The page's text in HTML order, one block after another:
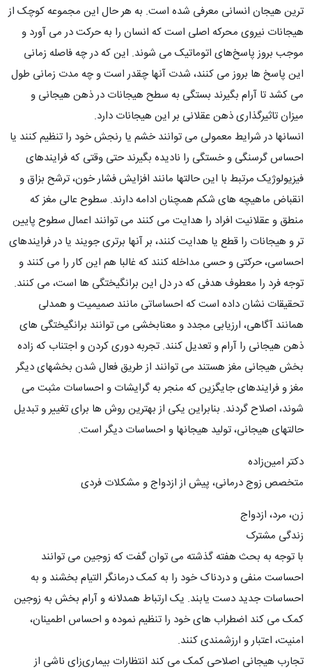
ترین هیجان انسانی معرفی شده است. به هر حال این مجموعه کوچک از
هیجانات نیروی محرکه اصلی است که انسان را به حرکت در می آورد و
موجب بروز پاسخ‌های اتوماتیک می شوند. این که در چه فاصله زمانی
این پاسخ ها بروز می کنند، شدت آنها چقدر است و چه مدت زمانی طول
می کشد تا آرام بگیرند بستگی به سطح هیجانات در ذهن هیجانی و
میزان تاثیرگذاری ذهن عقلانی بر این هیجانات دارد.
انسانها در شرایط معمولی می توانند خشم یا رنجش خود را تنظیم کنند یا
احساس گرسنگی و خستگی را نادیده بگیرند حتی وقتی که فرایندهای
فیزیولوژیک مرتبط با این حالتها مانند افزایش فشار خون، ترشح بزاق و
انقباض ماهیچه های شکم همچنان ادامه دارند. سطوح عالی مغز که
منطق و عقلانیت افراد را هدایت می کنند می توانند اعمال سطوح پایین
تر و هیجانات را قطع یا هدایت کنند، بر آنها برتری جویند یا در فرایندهای
احساسی، حرکتی و حسی مداخله کنند که غالبا هم این کار را می کنند و
توجه فرد را معطوف هدفی که در دل این برانگیختگی ها است، می کنند.
تحقیقات نشان داده است که احساساتی مانند صمیمیت و همدلی
همانند آگاهی، ارزیابی مجدد و معنابخشی می توانند برانگیختگی های
ذهن هیجانی را آرام و تعدیل کنند. تجربه دوری کردن و اجتناب که زاده
بخش هیجانی مغز هستند می توانند از طریق فعال شدن بخشهای دیگر
مغز و فرایندهای جایگزین که منجر به گرایشات و احساسات مثبت می
شوند، اصلاح گردند. بنابراین یکی از بهترین روش ها برای تغییر و تبدیل
حالتهای هیجانی، تولید هیجانها و احساسات دیگر است.
دکتر امین‌زاده
متخصص زوج درمانی، پیش از ازدواج و مشکلات فردی
زن، مرد، ازدواج
زندگی مشترک
با توجه به بحث هفته گذشته می توان گفت که زوجین می توانند
احساست منفی و دردناک خود را به کمک درمانگر التیام بخشند و به
احساسات جدید دست یابند. یک ارتباط همدلانه و آرام بخش به زوجین
کمک می کند اضطراب های خود را تنظیم نموده و احساس اطمینان،
امنیت، اعتبار و ارزشمندی کنند.
تجارب هیجانی اصلاحی کمک می کند انتظارات بیماری‌زای ناشی از